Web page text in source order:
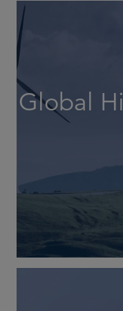
Global
Un enfoque